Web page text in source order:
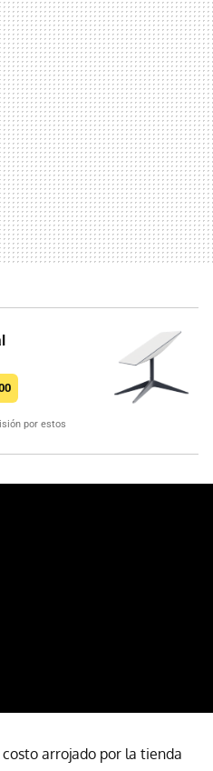
por estos
arrojado por la tienda